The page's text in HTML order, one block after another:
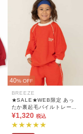
40% OFF
BREEZE
★SALE★WEB限定 あっ
たか裏起毛パイルトレーナ
ー(セットアップ可)
¥1,320 税込